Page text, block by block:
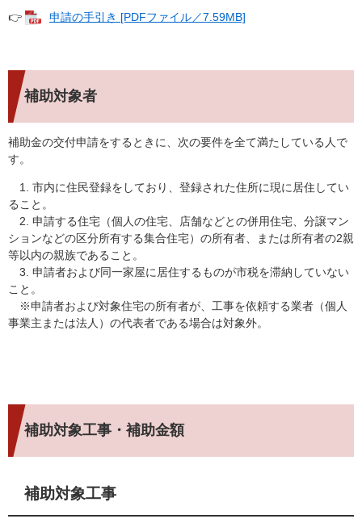
👉 申請の手引き [PDFファイル／7.59MB]
補助対象者
補助金の交付申請をするときに、次の要件を全て満たしている人で
す。
1. 市内に住民登録をしており、登録された住所に現に居住してい
ること。
2. 申請する住宅（個人の住宅、店舗などとの併用住宅、分譲マン
ションなどの区分所有する集合住宅）の所有者、または所有者の2親
等以内の親族であること。
3. 申請者および同一家屋に居住するものが市税を滞納していない
こと。
※申請者および対象住宅の所有者が、工事を依頼する業者（個人
事業主または法人）の代表者である場合は対象外。
補助対象工事・補助金額
補助対象工事